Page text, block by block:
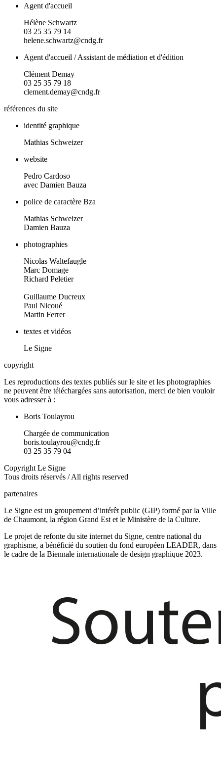
Agent d'accueil
Hélène Schwartz
03 25 35 79 14
helene.schwartz@cndg.fr
Agent d'accueil / Assistant de médiation et d'édition
Clément Demay
03 25 35 79 18
clement.demay@cndg.fr
références du site
identité graphique
Mathias Schweizer
website
Pedro Cardoso
avec Damien Bauza
police de caractère Bza
Mathias Schweizer
Damien Bauza
photographies
Nicolas Waltefaugle
Marc Domage
Richard Peletier
Guillaume Ducreux
Paul Nicoué
Martin Ferrer
textes et vidéos
Le Signe
copyright
Les reproductions des textes publiés sur le site et les photographies
ne peuvent être téléchargées sans autorisation, merci de bien vouloir
vous adresser à :
Boris Toulayrou
Chargée de communication
boris.toulayrou@cndg.fr
03 25 35 79 04
Copyright Le Signe
Tous droits réservés / All rights reserved
partenaires
Le Signe est un groupement d’intérêt public (GIP) formé par la Ville
de Chaumont, la région Grand Est et le Ministère de la Culture.
Le projet de refonte du site internet du Signe, centre national du
graphisme, a bénéficié du soutien du fond européen LEADER, dans
le cadre de la Biennale internationale de design graphique 2023.